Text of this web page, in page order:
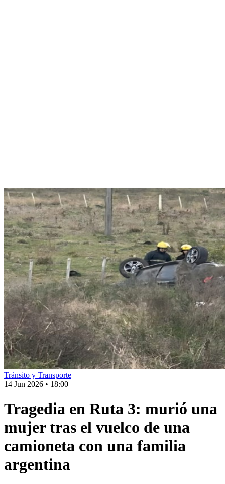
Tránsito y Transporte
14 Jun 2026 • 18:00
Tragedia en Ruta 3: murió una
mujer tras el vuelco de una
camioneta con una familia
argentina